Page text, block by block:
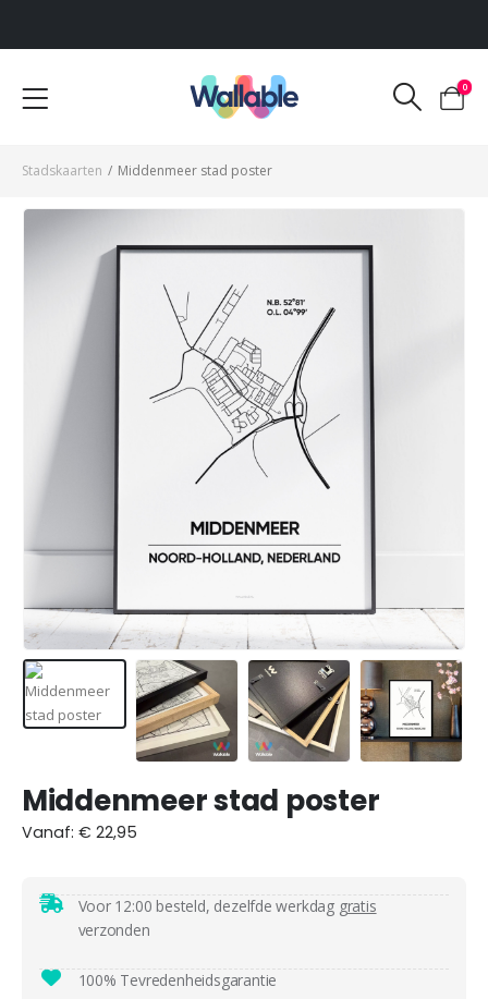
Voor 12:00 uur besteld, dezelfde werkdag verzonden
0
Stadskaarten / Middenmeer stad poster
Middenmeer stad poster
Vanaf: € 22,95
Voor 12:00 besteld, dezelfde werkdag gratis
verzonden
100% Tevredenheidsgarantie